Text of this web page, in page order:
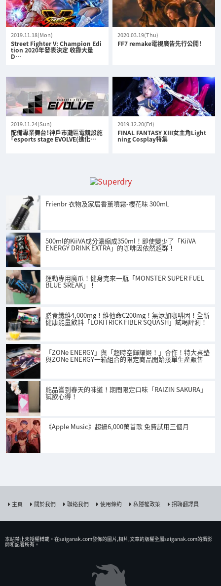
2019.11.18(Mon)
Street Fighter V: Champion Edi
tion 2020年發表決定 收錄大量
D…
2020.03.19(Thu)
FF7 remake電視廣告先行公開！
2019.11.24(Sun)
配備專業舞台！神戶市灘區電競設施
「esports stage EVOLVE(進化…
2019.12.20(Fri)
FINAL FANTASY XIII女主角Light
ning Cosplay特集
Frienbr 衣物及家居香薰噴霧-櫻花味 300mL
500ml的KiiVA成分濃縮成350ml！即使變少了「KiiVA
ENERGY DRINK EXTRA」的咖啡因依然超群！
運動專用魔爪！健身完來一瓶「MONSTER SUPER FUEL
BLUE SREAK」！
膳食纖維4,000mg！維他命C200mg！無添加咖啡因！全新
健康能量飲料「LOKITRICK FIBER SQUASH」試喝評測！
「ZONe ENERGY」與「超時空輝耀姬！」合作！特大桌墊
與ZONe ENERGY一箱組合的限定商品開始接單生產販售
能品嘗到春天的味道！期間限定口味「RAIZIN SAKURA」
試飲心得！
《Apple Music》超過6,000萬首歌 免費試用三個月
主頁 關於我們 聯絡我們 使用條約 私隱權政策 招聘翻譯員
本站禁止未授權𨍭載。在saiganak.com發佈的圖片,相片,文章的版權全屬saiganak.com的攝影
師和記者所有。